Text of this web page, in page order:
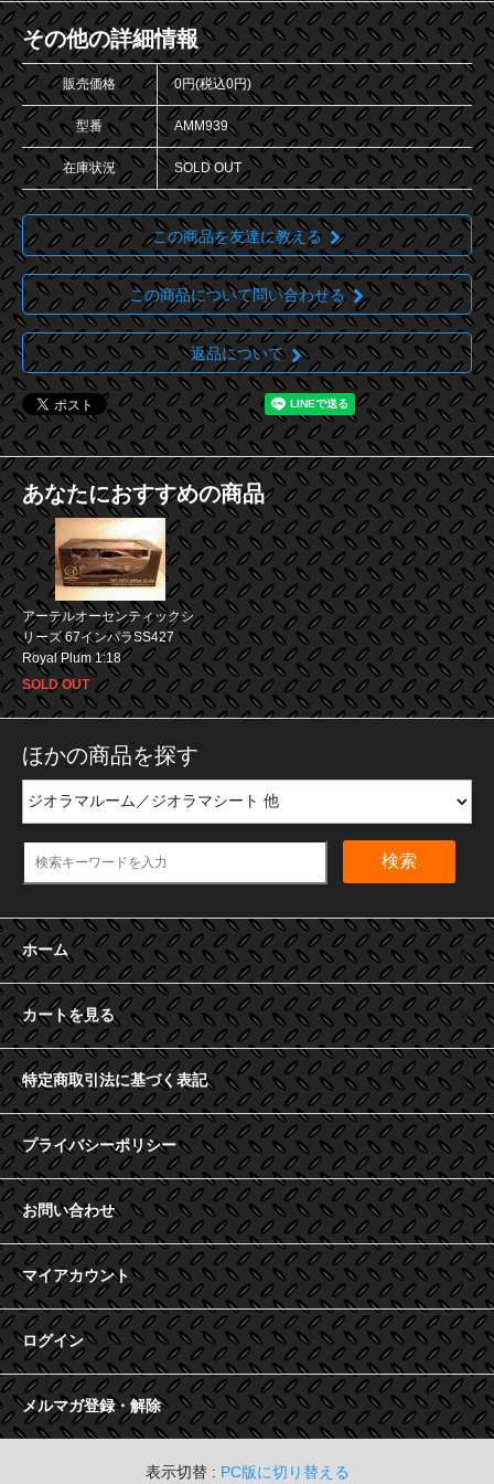
その他の詳細情報
販売価格 0円(税込0円)
型番 AMM939
在庫状況 SOLD OUT
この商品を友達に教える
この商品について問い合わせる
返品について
あなたにおすすめの商品
アーテルオーセンティックシ
リーズ 67インパラSS427
Royal Plum 1:18
SOLD OUT
ほかの商品を探す
検索
ホーム
カートを見る
特定商取引法に基づく表記
プライバシーポリシー
お問い合わせ
マイアカウント
ログイン
メルマガ登録・解除
表示切替 : PC版に切り替える